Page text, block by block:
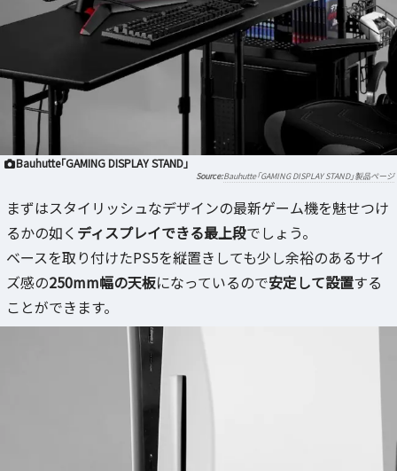
Bauhutte「GAMING DISPLAY STAND」
Bauhutte「GAMING DISPLAY STAND」製品ページ
まずはスタイリッシュなデザインの最新ゲーム機を魅せつけ
るかの如く ディスプレイできる最上段でしょう。
ベースを取り付けたPS5を縦置きしても少し余裕のあるサイ
ズ感の250mm幅の天板になっているので安定して設置する
ことができます。